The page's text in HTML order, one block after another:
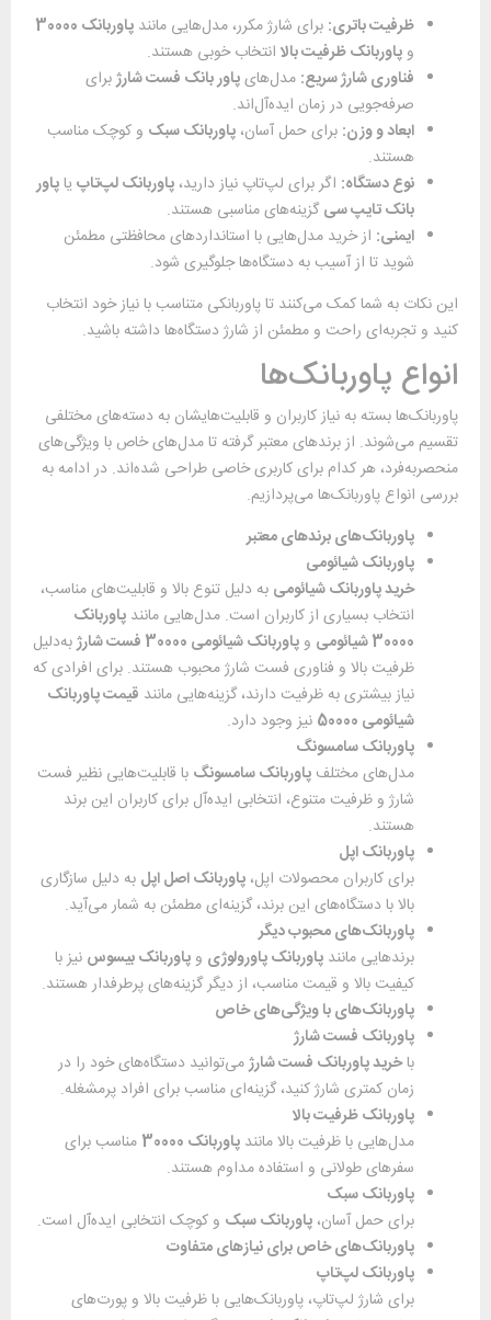
ظرفیت باتری: برای شارژ مکرر، مدل‌هایی مانند پاوربانک 30000
وپاوربانک ظرفیت بالا انتخاب خوبی هستند.
فناوری شارژ سریع: مدل‌هایپاور بانک فست شارژبرای
صرفه‌جویی در زمان ایده‌آل‌اند.
ابعاد و وزن: برای حمل آسان، پاوربانک سبک و کوچک مناسب
هستند.
نوع دستگاه: اگر برای لپ‌تاپ نیاز دارید، پاوربانک لپ‌تاپ یاپاور
بانک تایپ سیگزینه‌های مناسبی هستند.
ایمنی: از خرید مدل‌هایی با استانداردهای محافظتی مطمئن
شوید تا از آسیب به دستگاه‌ها جلوگیری شود.
این نکات به شما کمک می‌کنند تا پاوربانکی متناسب با نیاز خود انتخاب
کنید و تجربه‌ای راحت و مطمئن از شارژ دستگاه‌ها داشته باشید.
انواع پاوربانک‌ها
پاوربانک‌ها بسته به نیاز کاربران و قابلیت‌هایشان به دسته‌های مختلفی
تقسیم می‌شوند. از برندهای معتبر گرفته تا مدل‌های خاص با ویژگی‌های
منحصربه‌فرد، هر کدام برای کاربری خاصی طراحی شده‌اند. در ادامه به
بررسی انواع پاوربانک‌ها می‌پردازیم.
پاوربانک‌های برندهای معتبر
پاوربانک شیائومی
خرید پاوربانک شیائومی به دلیل تنوع بالا و قابلیت‌های مناسب،
انتخاب بسیاری از کاربران است. مدل‌هایی مانند پاوربانک
30000 شیائومی
وپاوربانک شیائومی 30000 فست شارژ
به‌دلیل
ظرفیت بالا و فناوری فست شارژ محبوب هستند. برای افرادی که
نیاز بیشتری به ظرفیت دارند، گزینه‌هایی مانند قیمت پاوربانک
شیائومی 50000
نیز وجود دارد.
پاوربانک سامسونگ
مدل‌های مختلف پاوربانک سامسونگ با قابلیت‌هایی نظیر فست
شارژ و ظرفیت متنوع، انتخابی ایده‌آل برای کاربران این برند
هستند.
پاوربانک اپل
برای کاربران محصولات اپل، پاوربانک اصل اپل به دلیل سازگاری
بالا با دستگاه‌های این برند، گزینه‌ای مطمئن به شمار می‌آید.
پاوربانک‌های محبوب دیگر
برندهایی مانند پاوربانک پاورولوژی وپاوربانک بیسوس نیز با
کیفیت بالا و قیمت مناسب، از دیگر گزینه‌های پرطرفدار هستند.
پاوربانک‌های با ویژگی‌های خاص
پاوربانک فست شارژ
باخرید پاوربانک فست شارژمی‌توانید دستگاه‌های خود را در
زمان کمتری شارژ کنید، گزینه‌ای مناسب برای افراد پرمشغله.
پاوربانک ظرفیت بالا
مدل‌هایی با ظرفیت بالا مانند پاوربانک 30000
مناسب برای
سفرهای طولانی و استفاده مداوم هستند.
پاوربانک سبک
برای حمل آسان، پاوربانک سبک و کوچک انتخابی ایده‌آل است.
پاوربانک‌های خاص برای نیازهای متفاوت
پاوربانک لپ‌تاپ
برای شارژ لپ‌تاپ، پاوربانک‌هایی با ظرفیت بالا و پورت‌های